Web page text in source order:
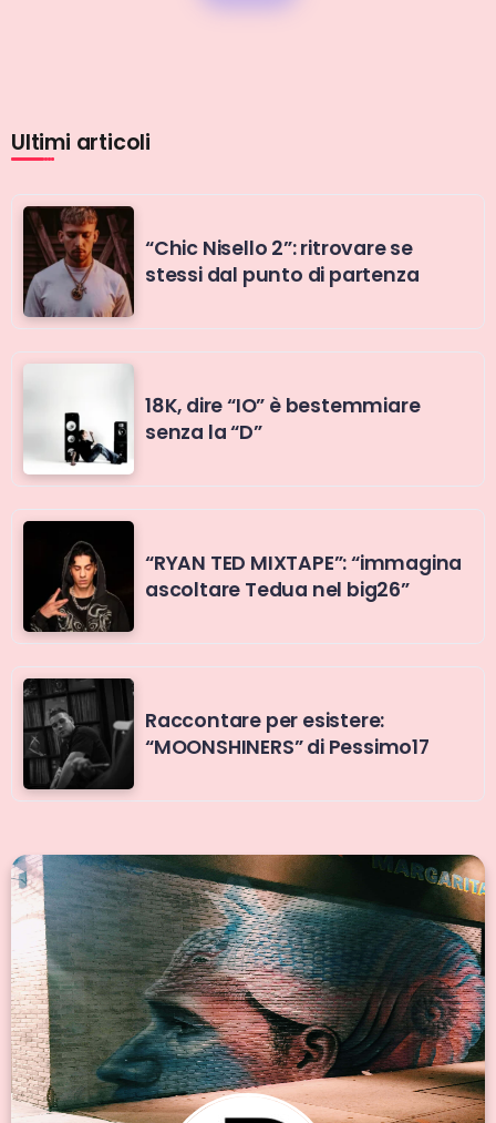
Ultimi articoli
“Chic Nisello 2”: ritrovare se
stessi dal punto di partenza
18K, dire “IO” è bestemmiare
senza la “D”
“RYAN TED MIXTAPE”: “immagina
ascoltare Tedua nel big26”
Raccontare per esistere:
“MOONSHINERS” di Pessimo17